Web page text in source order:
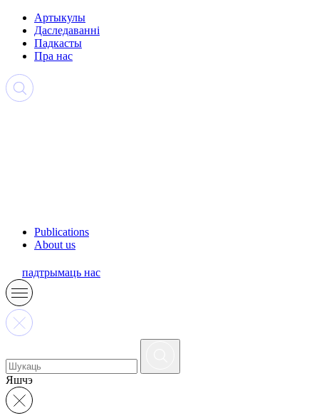
Артыкулы
Даследаванні
Падкасты
Пра нас
Publications
About us
падтрымаць нас
Яшчэ